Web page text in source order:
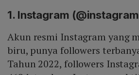
1. Instagram
Akun resmi Instagram yang
biru, punya followers
Tahun 2022, followers